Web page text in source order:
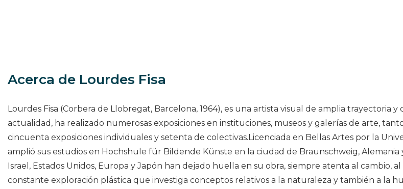
Acerca de Lourdes Fisa
Lourdes Fisa (Corbera de Llobregat, Barcelona, 1964), es una artista visual de amplia trayectoria
actualidad, ha realizado numerosas exposiciones en instituciones, museos y galerías de arte,
cincuenta exposiciones individuales y setenta de colectivas.Licenciada en Bellas Artes por la
amplió sus estudios en Hochshule für Bildende Künste en la ciudad de Braunschweig,
Israel, Estados Unidos, Europa y Japón han dejado huella en su obra, siempre atenta al cambio,
constante exploración plástica que investiga conceptos relativos a la naturaleza y también a la